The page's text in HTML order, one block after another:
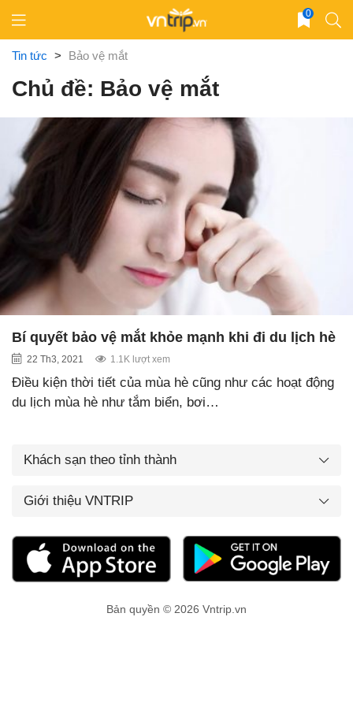
content
0
Tin tức > Bảo vệ mắt
Chủ đề: Bảo vệ mắt
Bí quyết bảo vệ mắt khỏe mạnh khi đi du lịch hè
22 Th3, 2021 1.1K lượt xem
Điều kiện thời tiết của mùa hè cũng như các hoạt động
du lịch mùa hè như tắm biển, bơi…
Khách sạn theo tỉnh thành
Giới thiệu VNTRIP
Bản quyền © 2026 Vntrip.vn